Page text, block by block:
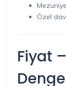
Özel
Fiyat